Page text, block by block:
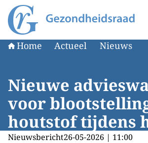
Naar de homepage van
Home Actueel Nieuws
Nieuwe
voor
houtstof tijdens
Nieuwsbericht26-05-2026 | 11:00